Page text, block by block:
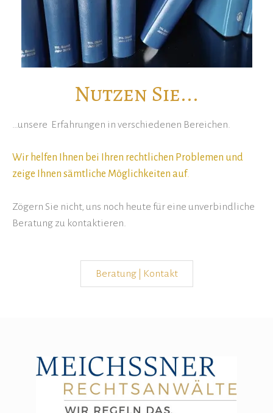
Nutzen Sie...
…unsere Erfahrungen in verschiedenen Bereichen.
Wir helfen Ihnen bei Ihren rechtlichen Problemen und
zeige Ihnen sämtliche Möglichkeiten auf.
Zögern Sie nicht, uns noch heute für eine unverbindliche
Beratung zu kontaktieren.
Beratung | Kontakt